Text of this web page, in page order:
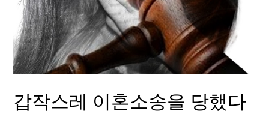
갑작스레 이혼소송을 당했다